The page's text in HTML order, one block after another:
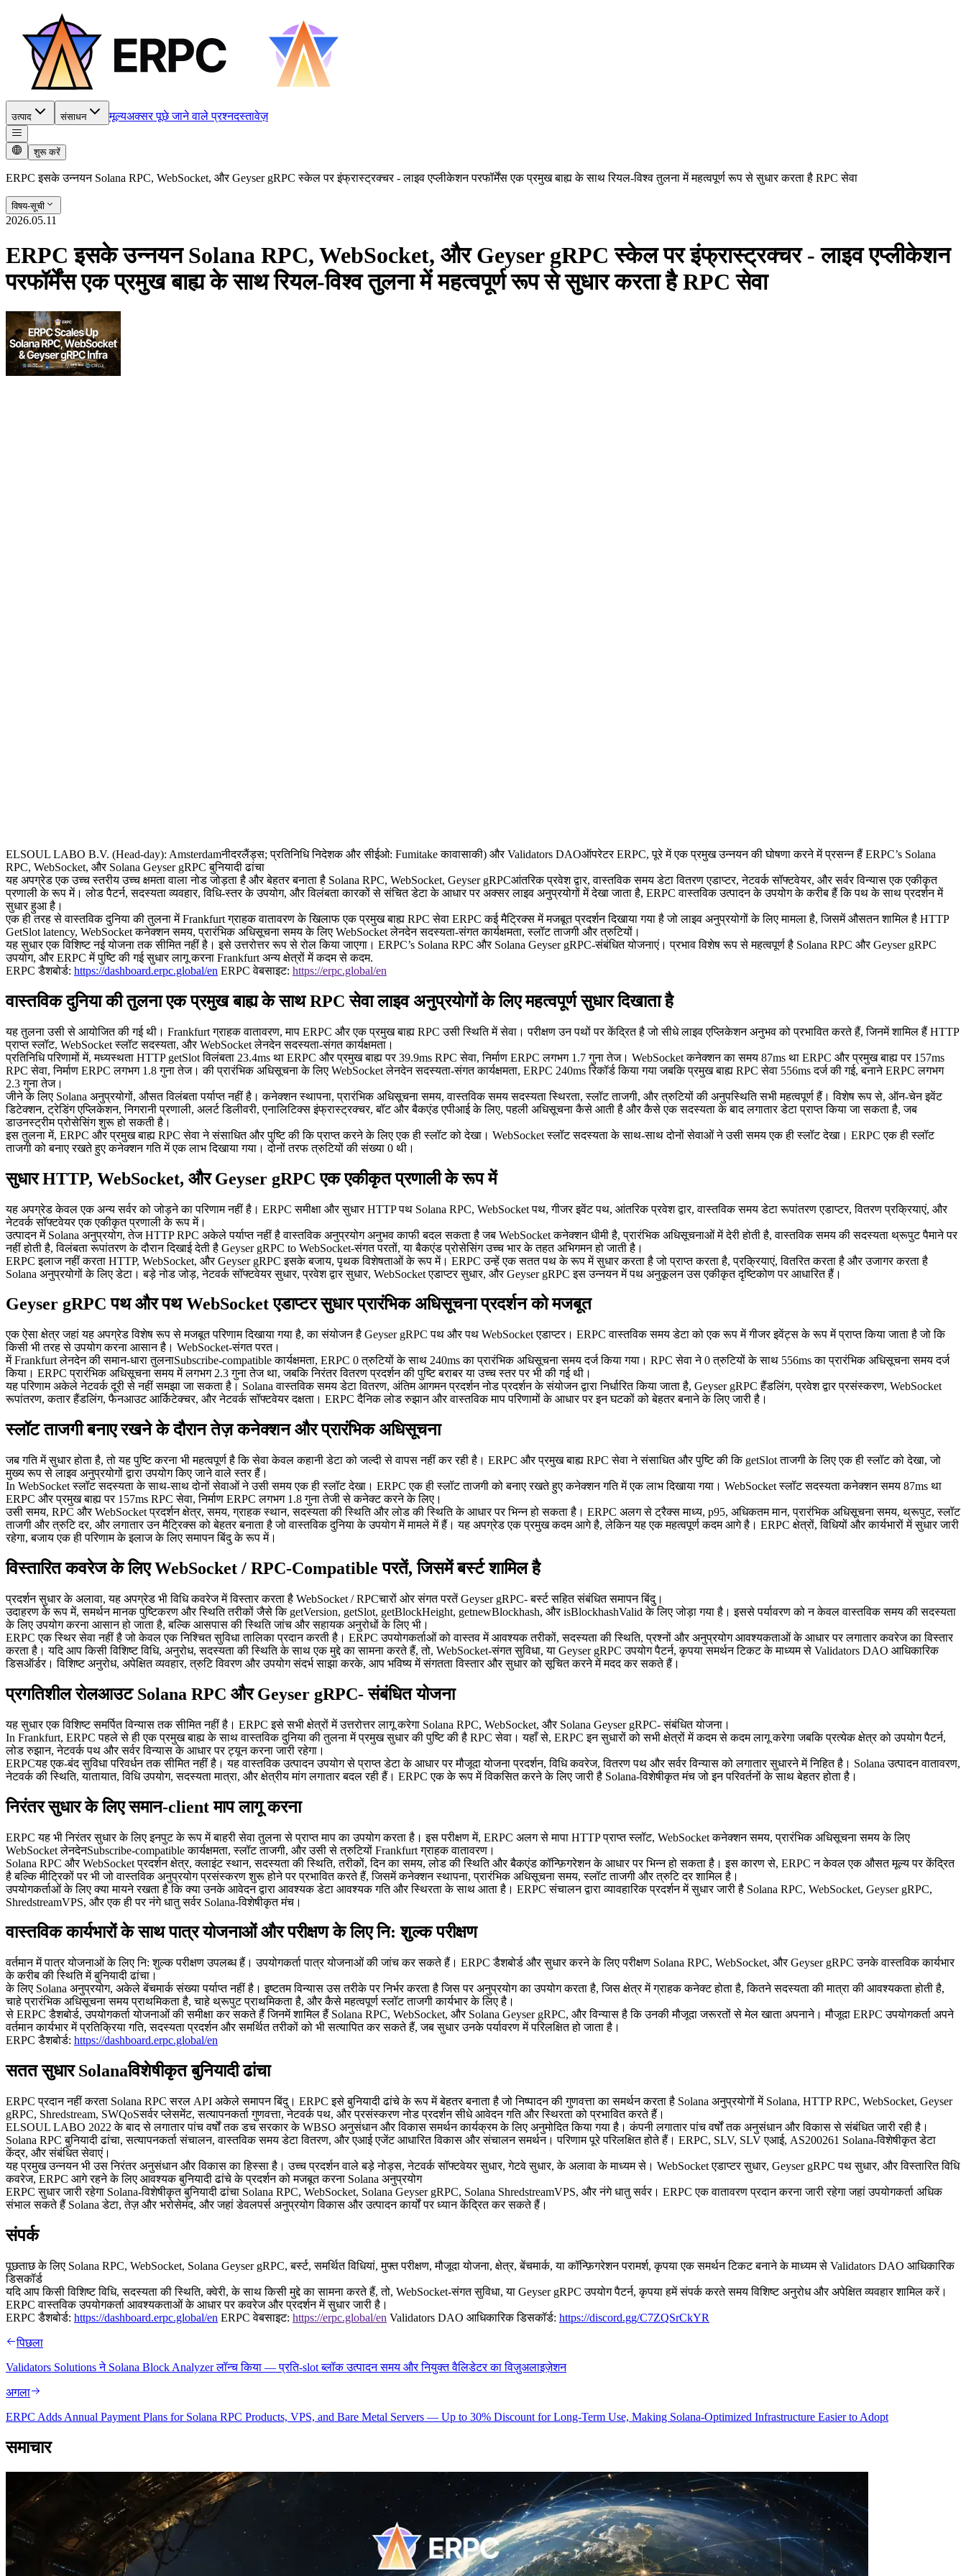
उत्पाद संसाधन मूल्यअक्सर पूछे जाने वाले प्रश्नदस्तावेज़
शुरू करें
ERPC इसके उन्नयन Solana RPC, WebSocket, और Geyser gRPC स्केल पर इंफ्रास्ट्रक्चर - लाइव एप्लीकेशन परफॉर्मेंस एक प्रमुख बाह्य के साथ रियल-विश्व तुलना में महत्वपूर्ण रूप से सुधार करता है RPC सेवा
विषय-सूची
2026.05.11
ERPC इसके उन्नयन Solana RPC, WebSocket, और Geyser gRPC स्केल पर इंफ्रास्ट्रक्चर - लाइव एप्लीकेशन
परफॉर्मेंस एक प्रमुख बाह्य के साथ रियल-विश्व तुलना में महत्वपूर्ण रूप से सुधार करता है RPC सेवा
ELSOUL LABO B.V. (Head-day): Amsterdamनीदरलैंड्स; प्रतिनिधि निदेशक और सीईओ: Fumitake कावासाकी) और Validators DAOऑपरेटर ERPC, पूरे में एक प्रमुख उन्नयन की घोषणा करने में प्रसन्न हैं ERPC’s Solana
RPC, WebSocket, और Solana Geyser gRPC बुनियादी ढांचा
यह अपग्रेड एक उच्च स्तरीय उच्च क्षमता वाला नोड जोड़ता है और बेहतर बनाता है Solana RPC, WebSocket, Geyser gRPCआंतरिक प्रवेश द्वार, वास्तविक समय डेटा वितरण एडाप्टर, नेटवर्क सॉफ्टवेयर, और सर्वर विन्यास एक एकीकृत
प्रणाली के रूप में। लोड पैटर्न, सदस्यता व्यवहार, विधि-स्तर के उपयोग, और विलंबता कारकों से संचित डेटा के आधार पर अक्सर लाइव अनुप्रयोगों में देखा जाता है, ERPC वास्तविक उत्पादन के उपयोग के करीब हैं कि पथ के साथ प्रदर्शन में
सुधार हुआ है।
एक ही तरह से वास्तविक दुनिया की तुलना में Frankfurt ग्राहक वातावरण के खिलाफ एक प्रमुख बाह्य RPC सेवा ERPC कई मैट्रिक्स में मजबूत प्रदर्शन दिखाया गया है जो लाइव अनुप्रयोगों के लिए मामला है, जिसमें औसतन शामिल है HTTP
GetSlot latency, WebSocket कनेक्शन समय, प्रारंभिक अधिसूचना समय के लिए WebSocket लेनदेन सदस्यता-संगत कार्यक्षमता, स्लॉट ताजगी और त्रुटियों।
यह सुधार एक विशिष्ट नई योजना तक सीमित नहीं है। इसे उत्तरोत्तर रूप से रोल किया जाएगा। ERPC’s Solana RPC और Solana Geyser gRPC-संबंधित योजनाएं। प्रभाव विशेष रूप से महत्वपूर्ण है Solana RPC और Geyser gRPC
उपयोग, और ERPC में पुष्टि की गई सुधार लागू करना Frankfurt अन्य क्षेत्रों में कदम से कदम.
ERPC डैशबोर्ड: https://dashboard.erpc.global/en ERPC वेबसाइट: https://erpc.global/en
वास्तविक दुनिया की तुलना एक प्रमुख बाह्य के साथ RPC सेवा लाइव अनुप्रयोगों के लिए महत्वपूर्ण सुधार दिखाता है
यह तुलना उसी से आयोजित की गई थी। Frankfurt ग्राहक वातावरण, माप ERPC और एक प्रमुख बाह्य RPC उसी स्थिति में सेवा। परीक्षण उन पथों पर केंद्रित है जो सीधे लाइव एप्लिकेशन अनुभव को प्रभावित करते हैं, जिनमें शामिल हैं HTTP
प्राप्त स्लॉट, WebSocket स्लॉट सदस्यता, और WebSocket लेनदेन सदस्यता-संगत कार्यक्षमता।
प्रतिनिधि परिणामों में, मध्यस्थता HTTP getSlot विलंबता 23.4ms था ERPC और प्रमुख बाह्य पर 39.9ms RPC सेवा, निर्माण ERPC लगभग 1.7 गुना तेज। WebSocket कनेक्शन का समय 87ms था ERPC और प्रमुख बाह्य पर 157ms
RPC सेवा, निर्माण ERPC लगभग 1.8 गुना तेज। की प्रारंभिक अधिसूचना के लिए WebSocket लेनदेन सदस्यता-संगत कार्यक्षमता, ERPC 240ms रिकॉर्ड किया गया जबकि प्रमुख बाह्य RPC सेवा 556ms दर्ज की गई, बनाने ERPC लगभग
2.3 गुना तेज।
जीने के लिए Solana अनुप्रयोगों, औसत विलंबता पर्याप्त नहीं है। कनेक्शन स्थापना, प्रारंभिक अधिसूचना समय, वास्तविक समय सदस्यता स्थिरता, स्लॉट ताजगी, और त्रुटियों की अनुपस्थिति सभी महत्वपूर्ण हैं। विशेष रूप से, ऑन-चेन इवेंट
डिटेक्शन, ट्रेडिंग एप्लिकेशन, निगरानी प्रणाली, अलर्ट डिलीवरी, एनालिटिक्स इंफ्रास्ट्रक्चर, बॉट और बैकएंड एपीआई के लिए, पहली अधिसूचना कैसे आती है और कैसे एक सदस्यता के बाद लगातार डेटा प्राप्त किया जा सकता है, जब
डाउनस्ट्रीम प्रोसेसिंग शुरू हो सकती है।
इस तुलना में, ERPC और प्रमुख बाह्य RPC सेवा ने संसाधित और पुष्टि की कि प्राप्त करने के लिए एक ही स्लॉट को देखा। WebSocket स्लॉट सदस्यता के साथ-साथ दोनों सेवाओं ने उसी समय एक ही स्लॉट देखा। ERPC एक ही स्लॉट
ताजगी को बनाए रखते हुए कनेक्शन गति में एक लाभ दिखाया गया। दोनों तरफ त्रुटियों की संख्या 0 थी।
सुधार HTTP, WebSocket, और Geyser gRPC एक एकीकृत प्रणाली के रूप में
यह अपग्रेड केवल एक अन्य सर्वर को जोड़ने का परिणाम नहीं है। ERPC समीक्षा और सुधार HTTP पथ Solana RPC, WebSocket पथ, गीजर इवेंट पथ, आंतरिक प्रवेश द्वार, वास्तविक समय डेटा रूपांतरण एडाप्टर, वितरण प्रक्रियाएं, और
नेटवर्क सॉफ्टवेयर एक एकीकृत प्रणाली के रूप में।
उत्पादन में Solana अनुप्रयोग, तेज HTTP RPC अकेले पर्याप्त नहीं है वास्तविक अनुप्रयोग अनुभव काफी बदल सकता है जब WebSocket कनेक्शन धीमी है, प्रारंभिक अधिसूचनाओं में देरी होती है, वास्तविक समय की सदस्यता थ्रूपुट पैमाने पर
नहीं होती है, विलंबता रूपांतरण के दौरान दिखाई देती है Geyser gRPC to WebSocket-संगत परतों, या बैकएंड प्रोसेसिंग उच्च भार के तहत अभिगमन हो जाती है।
ERPC इलाज नहीं करता HTTP, WebSocket, और Geyser gRPC इसके बजाय, पृथक विशेषताओं के रूप में। ERPC उन्हें एक सतत पथ के रूप में सुधार करता है जो प्राप्त करता है, प्रक्रियाएं, वितरित करता है और उजागर करता है
Solana अनुप्रयोगों के लिए डेटा। बड़े नोड जोड़, नेटवर्क सॉफ्टवेयर सुधार, प्रवेश द्वार सुधार, WebSocket एडाप्टर सुधार, और Geyser gRPC इस उन्नयन में पथ अनुकूलन उस एकीकृत दृष्टिकोण पर आधारित हैं।
Geyser gRPC पथ और पथ WebSocket एडाप्टर सुधार प्रारंभिक अधिसूचना प्रदर्शन को मजबूत
एक ऐसा क्षेत्र जहां यह अपग्रेड विशेष रूप से मजबूत परिणाम दिखाया गया है, का संयोजन है Geyser gRPC पथ और पथ WebSocket एडाप्टर। ERPC वास्तविक समय डेटा को एक रूप में गीजर इवेंट्स के रूप में प्राप्त किया जाता है जो कि
किसी भी तरह से उपयोग करना आसान है। WebSocket-संगत परत।
में Frankfurt लेनदेन की समान-धारा तुलनाSubscribe-compatible कार्यक्षमता, ERPC 0 त्रुटियों के साथ 240ms का प्रारंभिक अधिसूचना समय दर्ज किया गया। RPC सेवा ने 0 त्रुटियों के साथ 556ms का प्रारंभिक अधिसूचना समय दर्ज
किया। ERPC प्रारंभिक अधिसूचना समय में लगभग 2.3 गुना तेज था, जबकि निरंतर वितरण प्रदर्शन की पुष्टि बराबर या उच्च स्तर पर भी की गई थी।
यह परिणाम अकेले नेटवर्क दूरी से नहीं समझा जा सकता है। Solana वास्तविक समय डेटा वितरण, अंतिम आगमन प्रदर्शन नोड प्रदर्शन के संयोजन द्वारा निर्धारित किया जाता है, Geyser gRPC हैंडलिंग, प्रवेश द्वार प्रसंस्करण, WebSocket
रूपांतरण, कतार हैंडलिंग, फैनआउट आर्किटेक्चर, और नेटवर्क सॉफ्टवेयर दक्षता। ERPC दैनिक लोड रुझान और वास्तविक माप परिणामों के आधार पर इन घटकों को बेहतर बनाने के लिए जारी है।
स्लॉट ताजगी बनाए रखने के दौरान तेज़ कनेक्शन और प्रारंभिक अधिसूचना
जब गति में सुधार होता है, तो यह पुष्टि करना भी महत्वपूर्ण है कि सेवा केवल कहानी डेटा को जल्दी से वापस नहीं कर रही है। ERPC और प्रमुख बाह्य RPC सेवा ने संसाधित और पुष्टि की कि getSlot ताजगी के लिए एक ही स्लॉट को देखा, जो
मुख्य रूप से लाइव अनुप्रयोगों द्वारा उपयोग किए जाने वाले स्तर हैं।
In WebSocket स्लॉट सदस्यता के साथ-साथ दोनों सेवाओं ने उसी समय एक ही स्लॉट देखा। ERPC एक ही स्लॉट ताजगी को बनाए रखते हुए कनेक्शन गति में एक लाभ दिखाया गया। WebSocket स्लॉट सदस्यता कनेक्शन समय 87ms था
ERPC और प्रमुख बाह्य पर 157ms RPC सेवा, निर्माण ERPC लगभग 1.8 गुना तेजी से कनेक्ट करने के लिए।
उसी समय, RPC और WebSocket प्रदर्शन क्षेत्र, समय, ग्राहक स्थान, सदस्यता की स्थिति और लोड की स्थिति के आधार पर भिन्न हो सकता है। ERPC अलग से ट्रैक्स माध्य, p95, अधिकतम मान, प्रारंभिक अधिसूचना समय, थ्रूपुट, स्लॉट
ताजगी और त्रुटि दर, और लगातार उन मैट्रिक्स को बेहतर बनाता है जो वास्तविक दुनिया के उपयोग में मामले में हैं। यह अपग्रेड एक प्रमुख कदम आगे है, लेकिन यह एक महत्वपूर्ण कदम आगे है। ERPC क्षेत्रों, विधियों और कार्यभारों में सुधार जारी
रहेगा, बजाय एक ही परिणाम के इलाज के लिए समापन बिंदु के रूप में।
विस्तारित कवरेज के लिए WebSocket / RPC-Compatible परतें, जिसमें बर्स्ट शामिल है
प्रदर्शन सुधार के अलावा, यह अपग्रेड भी विधि कवरेज में विस्तार करता है WebSocket / RPCचारों ओर संगत परतें Geyser gRPC- बर्स्ट सहित संबंधित समापन बिंदु।
उदाहरण के रूप में, समर्थन मानक पुष्टिकरण और स्थिति तरीकों जैसे कि getVersion, getSlot, getBlockHeight, getnewBlockhash, और isBlockhashValid के लिए जोड़ा गया है। इससे पर्यावरण को न केवल वास्तविक समय की सदस्यता
के लिए उपयोग करना आसान हो जाता है, बल्कि आसपास की स्थिति जांच और सहायक अनुरोधों के लिए भी।
ERPC एक स्थिर सेवा नहीं है जो केवल एक निश्चित सुविधा तालिका प्रदान करती है। ERPC उपयोगकर्ताओं को वास्तव में आवश्यक तरीकों, सदस्यता की स्थिति, प्रश्नों और अनुप्रयोग आवश्यकताओं के आधार पर लगातार कवरेज का विस्तार
करता है। यदि आप किसी विशिष्ट विधि, अनुरोध, सदस्यता की स्थिति के साथ एक मुद्दे का सामना करते हैं, तो, WebSocket-संगत सुविधा, या Geyser gRPC उपयोग पैटर्न, कृपया समर्थन टिकट के माध्यम से Validators DAO आधिकारिक
डिसऑर्डर। विशिष्ट अनुरोध, अपेक्षित व्यवहार, त्रुटि विवरण और उपयोग संदर्भ साझा करके, आप भविष्य में संगतता विस्तार और सुधार को सूचित करने में मदद कर सकते हैं।
प्रगतिशील रोलआउट Solana RPC और Geyser gRPC- संबंधित योजना
यह सुधार एक विशिष्ट समर्पित विन्यास तक सीमित नहीं है। ERPC इसे सभी क्षेत्रों में उत्तरोत्तर लागू करेगा Solana RPC, WebSocket, और Solana Geyser gRPC- संबंधित योजना।
In Frankfurt, ERPC पहले से ही एक प्रमुख बाह्य के साथ वास्तविक दुनिया की तुलना में प्रमुख सुधार की पुष्टि की है RPC सेवा। यहाँ से, ERPC इन सुधारों को सभी क्षेत्रों में कदम से कदम लागू करेगा जबकि प्रत्येक क्षेत्र को उपयोग पैटर्न,
लोड रुझान, नेटवर्क पथ और सर्वर विन्यास के आधार पर ट्यून करना जारी रहेगा।
ERPCयह एक-बंद सुविधा परिवर्धन तक सीमित नहीं है। यह वास्तविक उत्पादन उपयोग से प्राप्त डेटा के आधार पर मौजूदा योजना प्रदर्शन, विधि कवरेज, वितरण पथ और सर्वर विन्यास को लगातार सुधारने में निहित है। Solana उत्पादन वातावरण,
नेटवर्क की स्थिति, यातायात, विधि उपयोग, सदस्यता मात्रा, और क्षेत्रीय मांग लगातार बदल रही हैं। ERPC एक के रूप में विकसित करने के लिए जारी है Solana-विशेषीकृत मंच जो इन परिवर्तनों के साथ बेहतर होता है।
निरंतर सुधार के लिए समान-client माप लागू करना
ERPC यह भी निरंतर सुधार के लिए इनपुट के रूप में बाहरी सेवा तुलना से प्राप्त माप का उपयोग करता है। इस परीक्षण में, ERPC अलग से मापा HTTP प्राप्त स्लॉट, WebSocket कनेक्शन समय, प्रारंभिक अधिसूचना समय के लिए
WebSocket लेनदेनSubscribe-compatible कार्यक्षमता, स्लॉट ताजगी, और उसी से त्रुटियों Frankfurt ग्राहक वातावरण।
Solana RPC और WebSocket प्रदर्शन क्षेत्र, क्लाइंट स्थान, सदस्यता की स्थिति, तरीकों, दिन का समय, लोड की स्थिति और बैकएंड कॉन्फ़िगरेशन के आधार पर भिन्न हो सकता है। इस कारण से, ERPC न केवल एक औसत मूल्य पर केंद्रित
है बल्कि मीट्रिकों पर भी जो वास्तविक अनुप्रयोग प्रसंस्करण शुरू होने पर प्रभावित करते हैं, जिसमें कनेक्शन स्थापना, प्रारंभिक अधिसूचना समय, स्लॉट ताजगी और त्रुटि दर शामिल है।
उपयोगकर्ताओं के लिए क्या मायने रखता है कि क्या उनके आवेदन द्वारा आवश्यक डेटा आवश्यक गति और स्थिरता के साथ आता है। ERPC संचालन द्वारा व्यावहारिक प्रदर्शन में सुधार जारी है Solana RPC, WebSocket, Geyser gRPC,
ShredstreamVPS, और एक ही पर नंगे धातु सर्वर Solana-विशेषीकृत मंच।
वास्तविक कार्यभारों के साथ पात्र योजनाओं और परीक्षण के लिए नि: शुल्क परीक्षण
वर्तमान में पात्र योजनाओं के लिए नि: शुल्क परीक्षण उपलब्ध हैं। उपयोगकर्ता पात्र योजनाओं की जांच कर सकते हैं। ERPC डैशबोर्ड और सुधार करने के लिए परीक्षण Solana RPC, WebSocket, और Geyser gRPC उनके वास्तविक कार्यभार
के करीब की स्थिति में बुनियादी ढांचा।
के लिए Solana अनुप्रयोग, अकेले बेंचमार्क संख्या पर्याप्त नहीं है। इष्टतम विन्यास उस तरीके पर निर्भर करता है जिस पर अनुप्रयोग का उपयोग करता है, जिस क्षेत्र में ग्राहक कनेक्ट होता है, कितने सदस्यता की मात्रा की आवश्यकता होती है,
चाहे प्रारंभिक अधिसूचना समय प्राथमिकता है, चाहे थ्रूपुट प्राथमिकता है, और कैसे महत्वपूर्ण स्लॉट ताजगी कार्यभार के लिए है।
से ERPC डैशबोर्ड, उपयोगकर्ता योजनाओं की समीक्षा कर सकते हैं जिनमें शामिल हैं Solana RPC, WebSocket, और Solana Geyser gRPC, और विन्यास है कि उनकी मौजूदा जरूरतों से मेल खाता अपनाने। मौजूदा ERPC उपयोगकर्ता अपने
वर्तमान कार्यभार में प्रतिक्रिया गति, सदस्यता प्रदर्शन और समर्थित तरीकों को भी सत्यापित कर सकते हैं, जब सुधार उनके पर्यावरण में परिलक्षित हो जाता है।
ERPC डैशबोर्ड: https://dashboard.erpc.global/en
सतत सुधार Solanaविशेषीकृत बुनियादी ढांचा
ERPC प्रदान नहीं करता Solana RPC सरल API अकेले समापन बिंदु। ERPC इसे बुनियादी ढांचे के रूप में बेहतर बनाता है जो निष्पादन की गुणवत्ता का समर्थन करता है Solana अनुप्रयोगों में Solana, HTTP RPC, WebSocket, Geyser
gRPC, Shredstream, SWQoSसर्वर प्लेसमेंट, सत्यापनकर्ता गुणवत्ता, नेटवर्क पथ, और प्रसंस्करण नोड प्रदर्शन सीधे आवेदन गति और स्थिरता को प्रभावित करते हैं।
ELSOUL LABO 2022 के बाद से लगातार पांच वर्षों तक डच सरकार के WBSO अनुसंधान और विकास समर्थन कार्यक्रम के लिए अनुमोदित किया गया है। कंपनी लगातार पांच वर्षों तक अनुसंधान और विकास से संबंधित जारी रही है।
Solana RPC बुनियादी ढांचा, सत्यापनकर्ता संचालन, वास्तविक समय डेटा वितरण, और एआई एजेंट आधारित विकास और संचालन समर्थन। परिणाम पूरे परिलक्षित होते हैं। ERPC, SLV, SLV एआई, AS200261 Solana-विशेषीकृत डेटा
केंद्र, और संबंधित सेवाएं।
यह प्रमुख उन्नयन भी उस निरंतर अनुसंधान और विकास का हिस्सा है। उच्च प्रदर्शन वाले बड़े नोड्स, नेटवर्क सॉफ्टवेयर सुधार, गेटवे सुधार, के अलावा के माध्यम से। WebSocket एडाप्टर सुधार, Geyser gRPC पथ सुधार, और विस्तारित विधि
कवरेज, ERPC आगे रहने के लिए आवश्यक बुनियादी ढांचे के प्रदर्शन को मजबूत करना Solana अनुप्रयोग
ERPC सुधार जारी रहेगा Solana-विशेषीकृत बुनियादी ढांचा Solana RPC, WebSocket, Solana Geyser gRPC, Solana ShredstreamVPS, और नंगे धातु सर्वर। ERPC एक वातावरण प्रदान करना जारी रहेगा जहां उपयोगकर्ता अधिक
संभाल सकते हैं Solana डेटा, तेज़ और भरोसेमंद, और जहां डेवलपर्स अनुप्रयोग विकास और उत्पादन कार्यों पर ध्यान केंद्रित कर सकते हैं।
संपर्क
पूछताछ के लिए Solana RPC, WebSocket, Solana Geyser gRPC, बर्स्ट, समर्थित विधियां, मुफ्त परीक्षण, मौजूदा योजना, क्षेत्र, बेंचमार्क, या कॉन्फ़िगरेशन परामर्श, कृपया एक समर्थन टिकट बनाने के माध्यम से Validators DAO आधिकारिक
डिसकॉर्ड
यदि आप किसी विशिष्ट विधि, सदस्यता की स्थिति, क्वेरी, के साथ किसी मुद्दे का सामना करते हैं, तो, WebSocket-संगत सुविधा, या Geyser gRPC उपयोग पैटर्न, कृपया हमें संपर्क करते समय विशिष्ट अनुरोध और अपेक्षित व्यवहार शामिल करें।
ERPC वास्तविक उपयोगकर्ता आवश्यकताओं के आधार पर कवरेज और प्रदर्शन में सुधार जारी है।
ERPC डैशबोर्ड: https://dashboard.erpc.global/en ERPC वेबसाइट: https://erpc.global/en Validators DAO आधिकारिक डिसकॉर्ड: https://discord.gg/C7ZQSrCkYR
पिछला
Validators Solutions ने Solana Block Analyzer लॉन्च किया — प्रति-slot ब्लॉक उत्पादन समय और नियुक्त वैलिडेटर का विज़ुअलाइज़ेशन
अगला
ERPC Adds Annual Payment Plans for Solana RPC Products, VPS, and Bare Metal Servers — Up to 30% Discount for Long-Term Use, Making Solana-Optimized Infrastructure Easier to Adopt
समाचार